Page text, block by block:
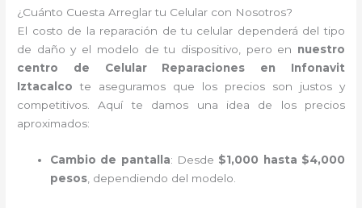
¿Cuánto Cuesta Arreglar tu Celular con Nosotros?
El costo de la reparación de tu celular dependerá del tipo
de daño y el modelo de tu dispositivo, pero en nuestro
centro de Celular Reparaciones en Infonavit
Iztacalco te aseguramos que los precios son justos y
competitivos. Aquí te damos una idea de los precios
aproximados:
Cambio de pantalla: Desde $1,000 hasta $4,000
pesos , dependiendo del modelo.